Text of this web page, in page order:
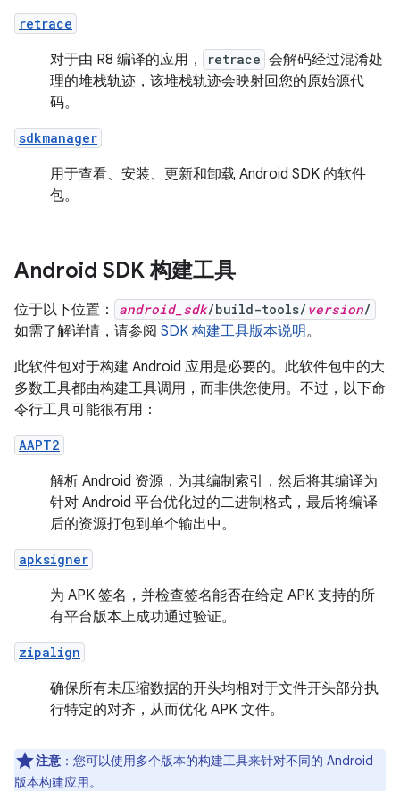
retrace
对于由 R8 编译的应用， retrace 会解码经过混淆处
理的堆栈轨迹，该堆栈轨迹会映射回您的原始源代
码。
sdkmanager
用于查看、安装、更新和卸载 Android SDK 的软件
包。
Android SDK 构建工具
位于以下位置： android_sdk/build-tools/ version/
如需了解详情，请参阅 SDK 构建工具版本说明。
此软件包对于构建 Android 应用是必要的。此软件包中的大
多数工具都由构建工具调用，而非供您使用。不过，以下命
令行工具可能很有用：
AAPT2
解析 Android 资源，为其编制索引，然后将其编译为
针对 Android 平台优化过的二进制格式，最后将编译
后的资源打包到单个输出中。
apksigner
为 APK 签名，并检查签名能否在给定 APK 支持的所
有平台版本上成功通过验证。
zipalign
确保所有未压缩数据的开头均相对于文件开头部分执
行特定的对齐，从而优化 APK 文件。
注意 ：您可以使用多个版本的构建工具来针对不同的 Android
版本构建应用。